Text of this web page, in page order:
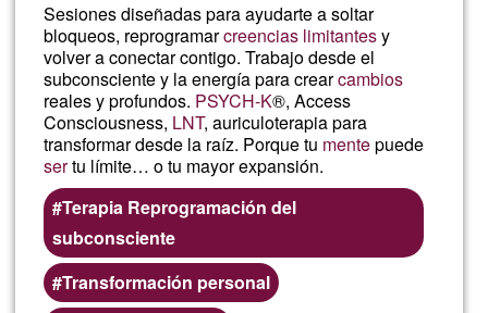
Sesiones diseñadas para ayudarte a soltar
bloqueos, reprogramarcreencias limitantesy
volver a conectar contigo. Trabajo desde el
subconsciente y la energía para crearcambios
reales y profundos. PSYCH-K®, Access
Consciousness, LNT, auriculoterapia para
transformar desde la raíz. Porque tu mentepuede
sertu límite… o tu mayor expansión.
Terapia Reprogramación del
subconsciente
Transformación personal